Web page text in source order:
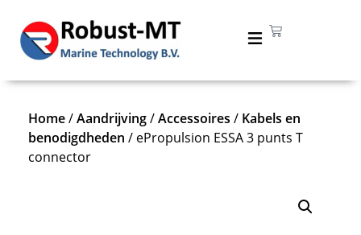
Home/Aandrijving/Accessoires / Kabels en
benodigdheden / ePropulsion ESSA 3 punts T
connector